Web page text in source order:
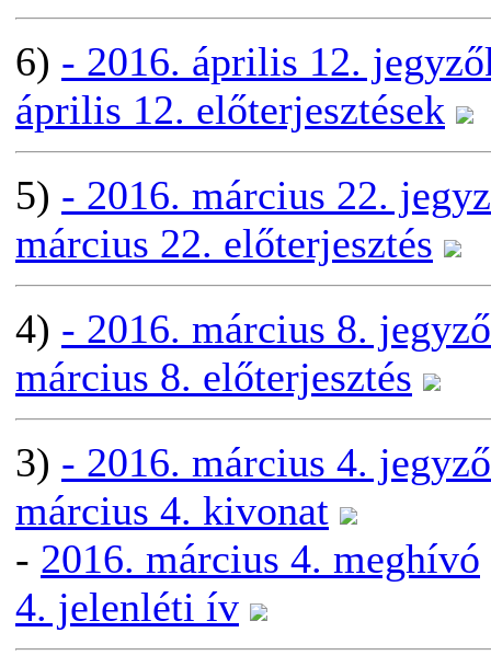
6) - 2016. április 12.
április 12. előterjesztések
5) - 2016. március 22.
március 22. előterjesztés
4) - 2016. március 8.
március 8. előterjesztés
3) - 2016. március 4.
március 4. kivonat
- 2016. március 4. meghívó
4. jelenléti ív